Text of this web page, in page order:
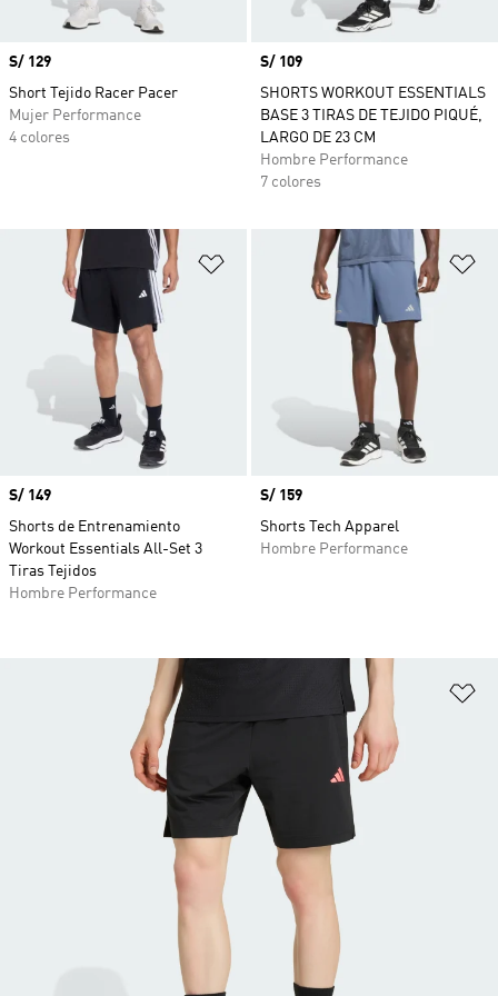
Precio
S/ 129
Short Tejido Racer Pacer
Mujer Performance
4 colores
Precio
S/ 109
SHORTS WORKOUT ESSENTIALS
BASE 3 TIRAS DE TEJIDO PIQUÉ,
LARGO DE 23 CM
Hombre Performance
7 colores
Añadir a la lista de deseos
Precio
S/ 149
Shorts de Entrenamiento
Workout Essentials All-Set 3
Tiras Tejidos
Hombre Performance
Precio
S/ 159
Shorts Tech Apparel
Hombre Performance